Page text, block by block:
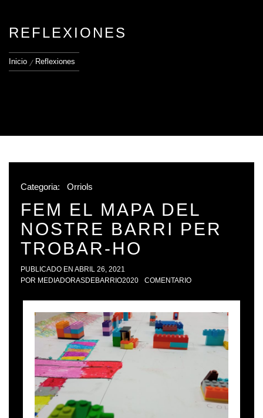
REFLEXIONES
Inicio Reflexiones
Categoria: Orriols
FEM EL MAPA DEL
NOSTRE BARRI PER
TROBAR-HO
PUBLICADO EN ABRIL 26, 2021
POR MEDIADORASDEBARRIO2020 COMENTARIO